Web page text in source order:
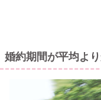
婚約期間が平均よ